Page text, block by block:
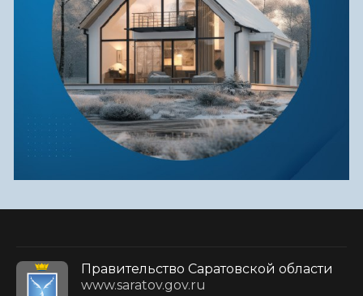
Правительство Саратовской области
www.saratov.gov.ru